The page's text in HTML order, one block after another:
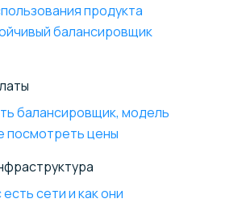
продукта
балансировщик
балансировщик, модель
посмотреть цены
есть сети и как они